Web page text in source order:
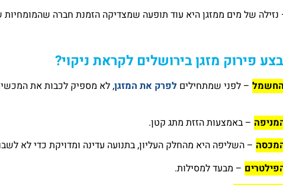
נזילה של מים ממזגן היא עוד תופעה שמצדיקה הזמנת חברה שהמומחיות
פירוק מזגן בירושלים לקראת ניקוי?
– לפני שמתחילים לפרק את המזגן, לא מספיק לכבות את
– באמצעות הזזת מתג קטן.
– השליפה היא מהחלק העליון, בתנועה עדינה ומדויקת כדי לא
– מבעד למסילות.